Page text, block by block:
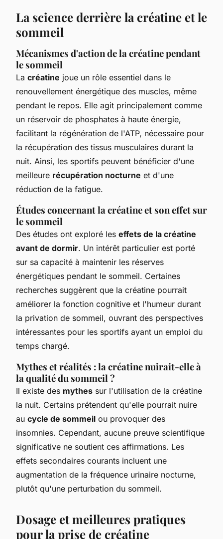
La science derrière la créatine et le
sommeil
Mécanismes d'action de la créatine pendant
le sommeil
La créatine joue un rôle essentiel dans le
renouvellement énergétique des muscles, même
pendant le repos. Elle agit principalement comme
un réservoir de phosphates à haute énergie,
facilitant la régénération de l'ATP, nécessaire pour
la récupération des tissus musculaires durant la
nuit. Ainsi, les sportifs peuvent bénéficier d'une
meilleure récupération nocturne et d'une
réduction de la fatigue.
Études concernant la créatine et son effet sur
le sommeil
Des études ont exploré les effets de la créatine
avant de dormir. Un intérêt particulier est porté
sur sa capacité à maintenir les réserves
énergétiques pendant le sommeil. Certaines
recherches suggèrent que la créatine pourrait
améliorer la fonction cognitive et l'humeur durant
la privation de sommeil, ouvrant des perspectives
intéressantes pour les sportifs ayant un emploi du
temps chargé.
Mythes et réalités : la créatine nuirait-elle à
la qualité du sommeil ?
Il existe des mythes sur l'utilisation de la créatine
la nuit. Certains prétendent qu'elle pourrait nuire
au cycle de sommeil ou provoquer des
insomnies. Cependant, aucune preuve scientifique
significative ne soutient ces affirmations. Les
effets secondaires courants incluent une
augmentation de la fréquence urinaire nocturne,
plutôt qu'une perturbation du sommeil.
Dosage et meilleures pratiques
pour la prise de créatine